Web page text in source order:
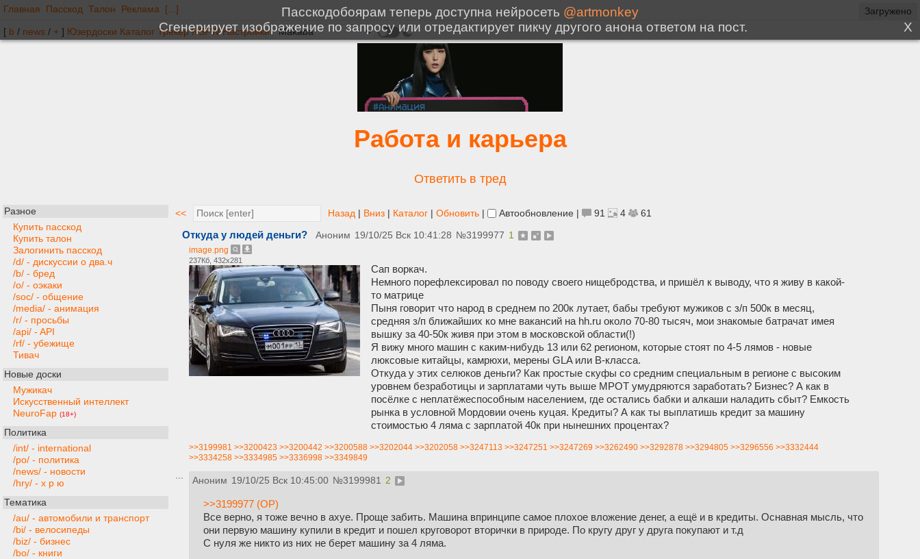
Главная Пасскод Талон Реклама [...]
[ b / news / + ] Юзердоски Каталог Трекер NSFW Настройки
Работа и карьера
Ответить в тред
Разное
Купить пасскод
Купить талон
Залогинить пасскод
/d/ - дискуссии о два.ч
/b/ - бред
/o/ - оэкаки
/soc/ - общение
/media/ - анимация
/r/ - просьбы
/api/ - API
/rf/ - убежище
Тивач
Новые доски
Мужикач
Искусственный интеллект
NeuroFap (18+)
Политика
/int/ - international
/po/ - политика
/news/ - новости
/hry/ - х р ю
Тематика
/au/ - автомобили и транспорт
/bi/ - велосипеды
/biz/ - бизнес
/bo/ - книги
<< Назад | Вниз | Каталог | Обновить | Автообновление | 91 4 61
Откуда у людей деньги? Аноним 19/10/25 Вск 10:41:28 №3199977 1
image.png
237Кб, 432x281
Сап воркач.
Немного порефлексировал по поводу своего нищебродства, и пришёл к выводу, что я живу в какой-
то матрице
Пыня говорит что народ в среднем по 200к лутает, бабы требуют мужиков с з/п 500к в месяц,
средняя з/п ближайших ко мне вакансий на hh.ru около 70-80 тысяч, мои знакомые батрачат имея
вышку за 40-50к живя при этом в московской области(!)
Я вижу много машин с каким-нибудь 13 или 62 регионом, которые стоят по 4-5 лямов - новые
люксовые китайцы, камрюхи, мерены GLA или В-класса.
Откуда у этих селюков деньги? Как простые скуфы со средним специальным в регионе с высоким
уровнем безработицы и зарплатами чуть выше МРОТ умудряются заработать? Бизнес? А как в
посёлке с неплатёжеспособным населением, где остались бабки и алкаши наладить сбыт? Емкость
рынка в условной Мордовии очень куцая. Кредиты? А как ты выплатишь кредит за машину
стоимостью 4 ляма с зарплатой 40к при нынешних процентах?
>>3199981 >>3200423 >>3200442 >>3200588 >>3202044 >>3202058 >>3247113 >>3247251 >>3247269 >>3262490 >>3292878 >>3294805 >>3296556 >>3332444
>>3334258 >>3334985 >>3336998 >>3349849
Аноним 19/10/25 Вск 10:45:00 №3199981 2
>>3199977 (OP)
Все верно, я тоже вечно в ахуе. Проще забить. Машина впринципе самое плохое вложение денег, а ещё и в кредиты. Оснавная мысль, что
они первую машину купили в кредит и пошел круговорот вторички в природе. По кругу друг у друга покупают и т.д
С нуля же никто из них не берет машину за 4 ляма.